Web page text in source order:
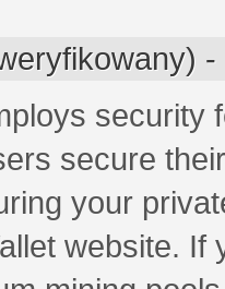
-
security
secure
your
website.